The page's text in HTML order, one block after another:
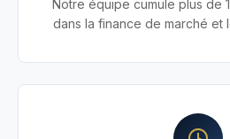
Notre équipe cumule plus de
dans la finance de marché et